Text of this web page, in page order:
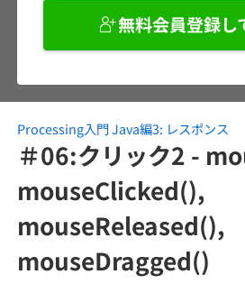
インタビュー
転職成功ガイド
転職エージェント
インタビュー
転職成功ガイド
本選考
インターン
新卒エージェント
学習
講座一覧
問題集
4択課題
スキルチェック
プログラミング言語
SQL
ゲーム・マンガ
メディア
Tech Team Journal
無料会員登録し
Processing入門 Java編3: レスポンス
＃06:クリック2 -
mouseClicked(),
mouseReleased(),
mouseDragged()